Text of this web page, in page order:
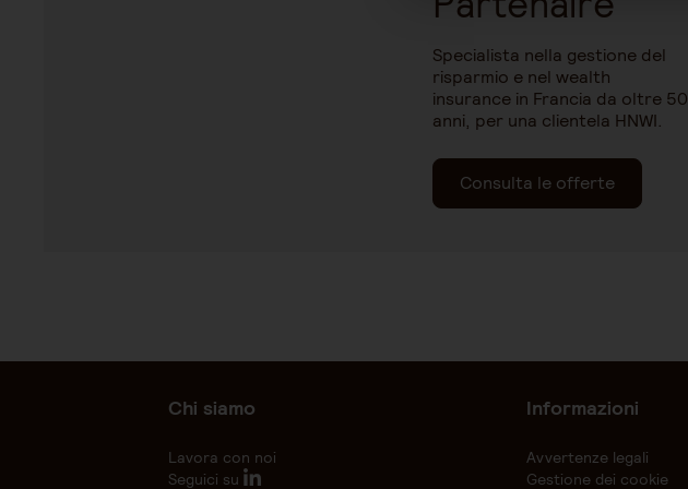
Specialista nella gestione del
risparmio e nel wealth
insurance in Francia da oltre 50
anni, per una clientela HNWI.
Consulta le offerte
Chi siamo
Lavora con noi
Seguici su
Informazioni
Avvertenze legali
Gestione dei cookie